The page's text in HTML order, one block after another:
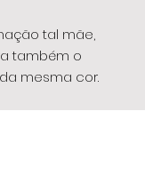
tal mãe,
também o
mesma cor.